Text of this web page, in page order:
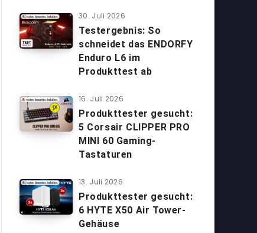
30. Juli 2026
Testergebnis: So
schneidet das ENDORFY
Enduro L6 im
Produkttest ab
16. Juli 2026
Produkttester gesucht:
5 Corsair CLIPPER PRO
MINI 60 Gaming-
Tastaturen
13. Juli 2026
Produkttester gesucht:
6 HYTE X50 Air Tower-
Gehäuse